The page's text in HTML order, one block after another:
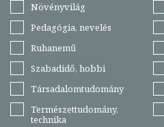
Növényvilág
Pedagógia, nevelés
Ruhanemű
Szabadidő, hobbi
Társadalomtudomány
Természettudomány,
technika